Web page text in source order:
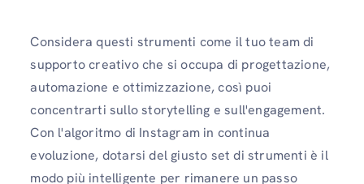
Considera questi strumenti come il tuo team di
supporto creativo che si occupa di progettazione,
automazione e ottimizzazione, così puoi
concentrarti sullo storytelling e sull'engagement.
Con l'algoritmo di Instagram in continua
evoluzione, dotarsi del giusto set di strumenti è il
modo più intelligente per rimanere un passo